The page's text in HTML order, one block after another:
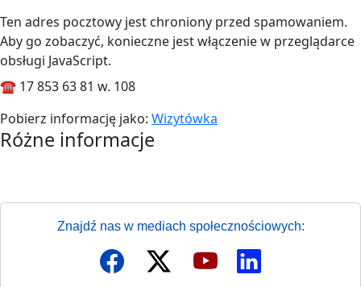
Ten adres pocztowy jest chroniony przed spamowaniem.
Aby go zobaczyć, konieczne jest włączenie w przeglądarce
obsługi JavaScript.
☎️ 17 853 63 81 w. 108
Pobierz informację jako: Wizytówka
Różne informacje
Znajdź nas w mediach społecznościowych: